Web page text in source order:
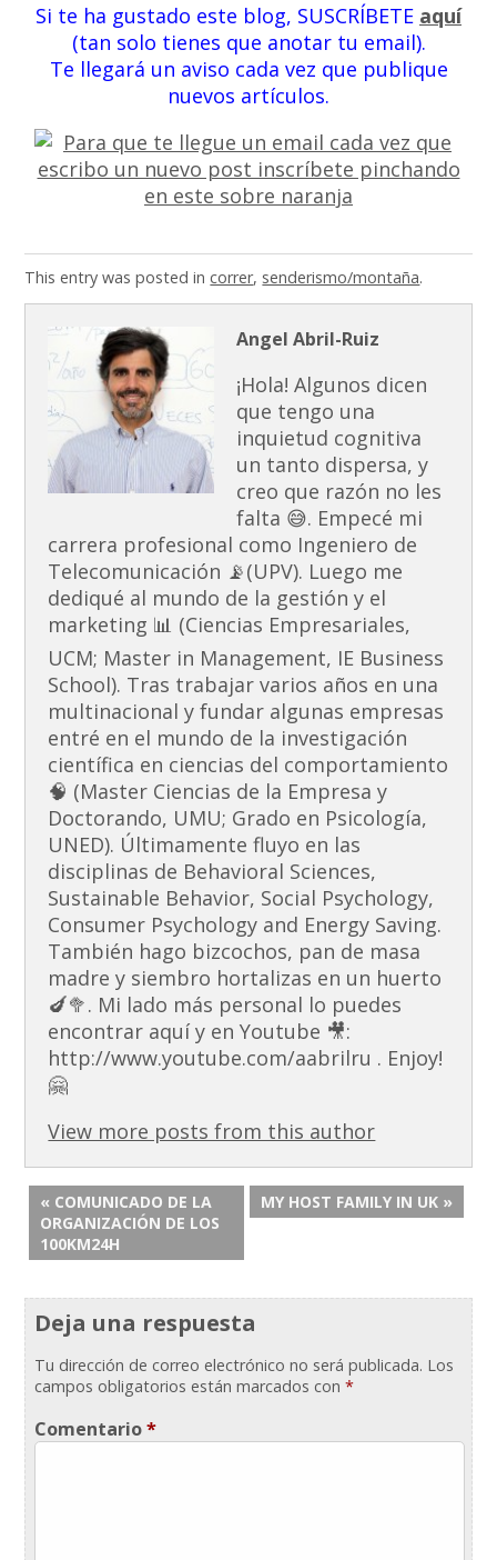
Si te ha gustado este blog, SUSCRÍBETE aquí
(tan solo tienes que anotar tu email).
Te llegará un aviso cada vez que publique
nuevos artículos.
This entry was posted incorrer, senderismo/montaña.
Angel Abril-Ruiz
¡Hola! Algunos dicen
que tengo una
inquietud cognitiva
un tanto dispersa, y
creo que razón no les
falta 😅. Empecé mi
carrera profesional como Ingeniero de
Telecomunicación 📡(UPV). Luego me
dediqué al mundo de la gestión y el
marketing 📊 (Ciencias Empresariales,
UCM; Master in Management, IE Business
School). Tras trabajar varios años en una
multinacional y fundar algunas empresas
entré en el mundo de la investigación
científica en ciencias del comportamiento
🧠 (Master Ciencias de la Empresa y
Doctorando, UMU; Grado en Psicología,
UNED). Últimamente fluyo en las
disciplinas de Behavioral Sciences,
Sustainable Behavior, Social Psychology,
Consumer Psychology and Energy Saving.
También hago bizcochos, pan de masa
madre y siembro hortalizas en un huerto
🍆🥦. Mi lado más personal lo puedes
encontrar aquí y en Youtube 🎥:
http://www.youtube.com/aabrilru . Enjoy!
🤗
View more posts from this author
« COMUNICADO DE LA
ORGANIZACIÓN DE LOS
100KM24H
MY HOST FAMILY IN UK »
Deja una respuesta
Tu dirección de correo electrónico no será publicada. Los
campos obligatorios están marcados con*
Comentario*